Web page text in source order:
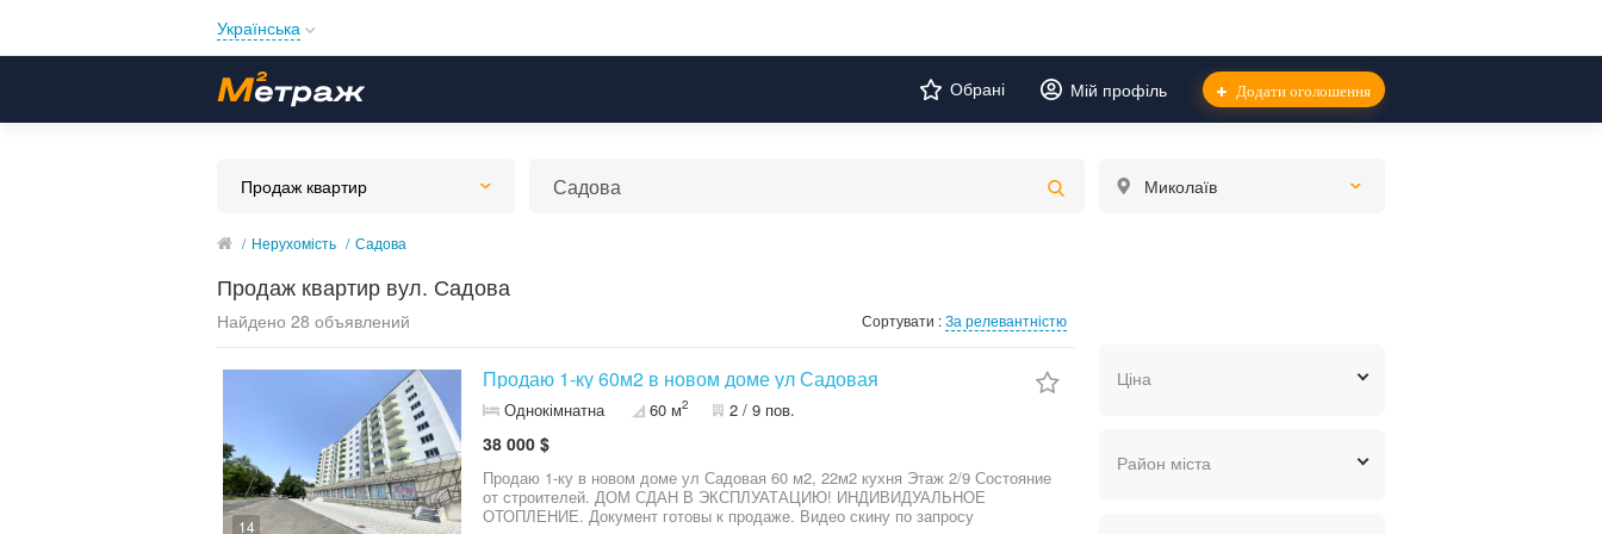
Українська
Українська
Обрані Мій профіль Додати оголошення
Продаж квартир Миколаїв
/ Нерухомість / Садова
Продаж квартир вул. Садова
Найдено 28 объявлений Сортувати :За релевантністю
14
Продаю 1-ку 60м2 в новом доме ул Садовая
Однокімнатна 60 м2 2 / 9 пов.
38 000 $
Продаю 1-ку в новом доме ул Садовая 60 м2, 22м2 кухня Этаж 2/9 Состояние
от строителей. ДОМ СДАН В ЭКСПЛУАТАЦИЮ! ИНДИВИДУАЛЬНОЕ
ОТОПЛЕНИЕ. Документ готовы к продаже. Видео скину по запросу
Ціна
Район міста